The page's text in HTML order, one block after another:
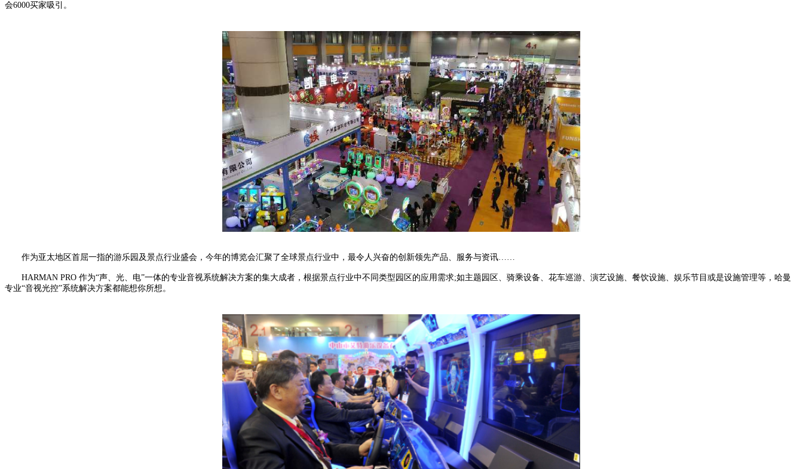
会6000买家吸引。
作为亚太地区首屈一指的游乐园及景点行业盛会，今年的博览会汇聚了全球景点行业中，最令人兴奋的创新领先产品、服务与资讯……
HARMAN PRO 作为“声、光、电”一体的专业音视系统解决方案的集大成者，根据景点行业中不同类型园区的应用需求;如主题园区、骑乘设备、花车巡游、演艺设施、餐饮设施、娱乐节目或是设施管理等，哈曼
专业“音视光控”系统解决方案都能想你所想。